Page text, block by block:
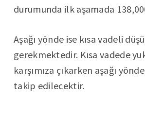
durumunda ilk aşamada
Aşağı yönde ise kısa vadeli
gerekmektedir. Kısa vadede
karşımıza çıkarken aşağı
takip edilecektir.